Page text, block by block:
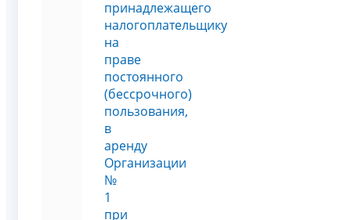
принадлежащего
налогоплательщику
на
праве
постоянного
(бессрочного)
пользования,
в
аренду
Организации
№
1
при